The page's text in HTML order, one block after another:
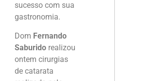
sucesso com sua
gastronomia.
Dom Fernando
Saburido realizou
ontem cirurgias
de catarata